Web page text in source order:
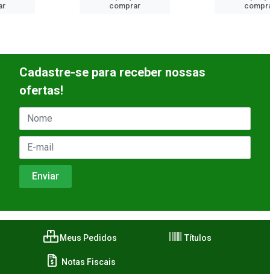
Cadastre-se para receber nossas
ofertas!
Meus Pedidos Títulos
Notas Fiscais